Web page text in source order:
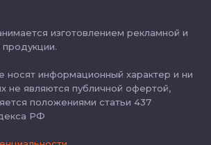
изготовлением рекламной и
носят информационный характер и ни
не являются публичной офертой,
положениями статьи 437
РФ